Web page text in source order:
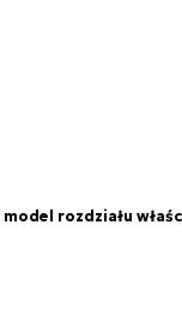
model rozdziału